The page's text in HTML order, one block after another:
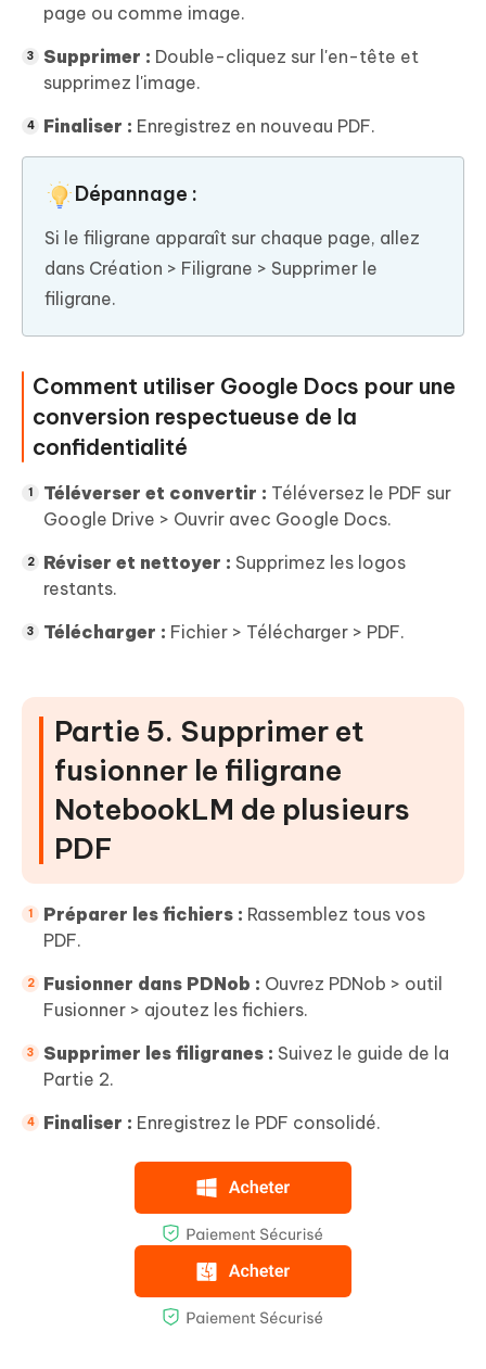
page ou comme image.
Supprimer : Double-cliquez sur l'en-tête et
supprimez l'image.
Finaliser : Enregistrez en nouveau PDF.
Dépannage :
Si le filigrane apparaît sur chaque page, allez
dans Création > Filigrane > Supprimer le
filigrane.
Comment utiliser Google Docs pour une
conversion respectueuse de la
confidentialité
Téléverser et convertir : Téléversez le PDF sur
Google Drive > Ouvrir avec Google Docs.
Réviser et nettoyer : Supprimez les logos
restants.
Télécharger : Fichier > Télécharger > PDF.
Partie 5. Supprimer et
fusionner le filigrane
NotebookLM de plusieurs
PDF
Préparer les fichiers : Rassemblez tous vos
PDF.
Fusionner dans PDNob : Ouvrez PDNob > outil
Fusionner > ajoutez les fichiers.
Supprimer les filigranes : Suivez le guide de la
Partie 2.
Finaliser : Enregistrez le PDF consolidé.